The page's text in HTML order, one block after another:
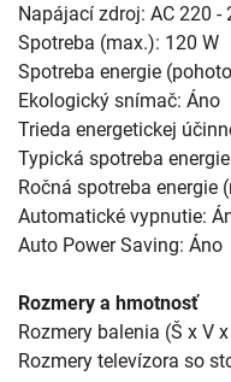
Napájací zdroj: AC 220
Spotreba (max.): 120 W
Spotreba energie
Ekologický snímač: Áno
Trieda energetickej
Typická spotreba
Ročná spotreba energie
Automatické vypnutie:
Auto Power Saving: Áno
Rozmery a hmotnosť
Rozmery balenia (Š x V
Rozmery televízora so